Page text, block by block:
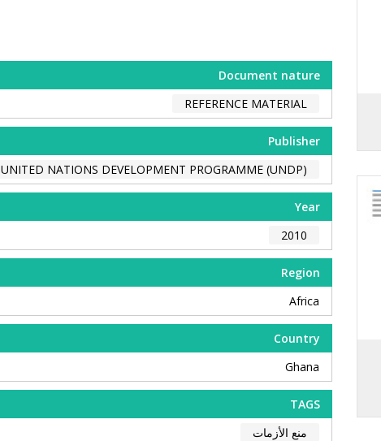
Document nature
REFERENCE MATERIAL
Publisher
UNITED NATIONS DEVELOPMENT PROGRAMME (UNDP)
Year
2010
Region
Africa
Country
Ghana
TAGS
منع الأزمات